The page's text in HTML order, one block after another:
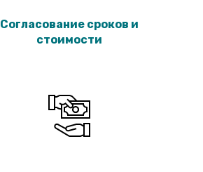
Согласование сроков и
стоимости